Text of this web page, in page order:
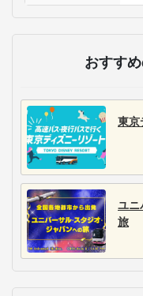
おすす
東京
ユニ
旅